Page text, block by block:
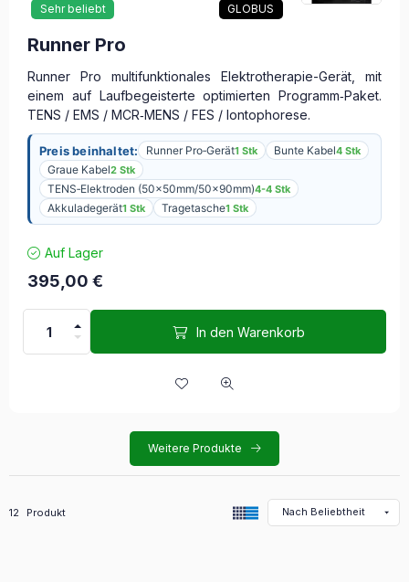
Sehr beliebt GLOBUS
Runner Pro
Runner Pro multifunktionales Elektrotherapie-Gerät, mit
einem auf Laufbegeisterte optimierten Programm‑Paket.
TENS / EMS / MCR‑MENS / FES / Iontophorese.
Preis beinhaltet: Runner Pro‑Gerät1 Stk Bunte Kabel4 Stk
Graue Kabel2 Stk
TENS‑Elektroden (50x50mm/50x90mm)4-4 Stk
Akkuladegerät1 Stk Tragetasche1 Stk
Auf Lager
395,00 €
In den Warenkorb
Weitere Produkte
Alle Produkte in der Kategorie
12 Produkt